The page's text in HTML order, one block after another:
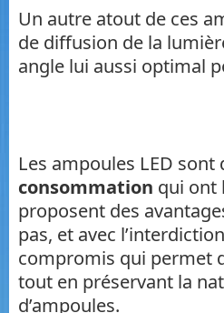
Un autre atout de ces
de diffusion de la
angle lui aussi optimal
Les ampoules LED sont
consommation qui ont
proposent des
pas, et avec
compromis qui permet
tout en préservant la
d’ampoules.